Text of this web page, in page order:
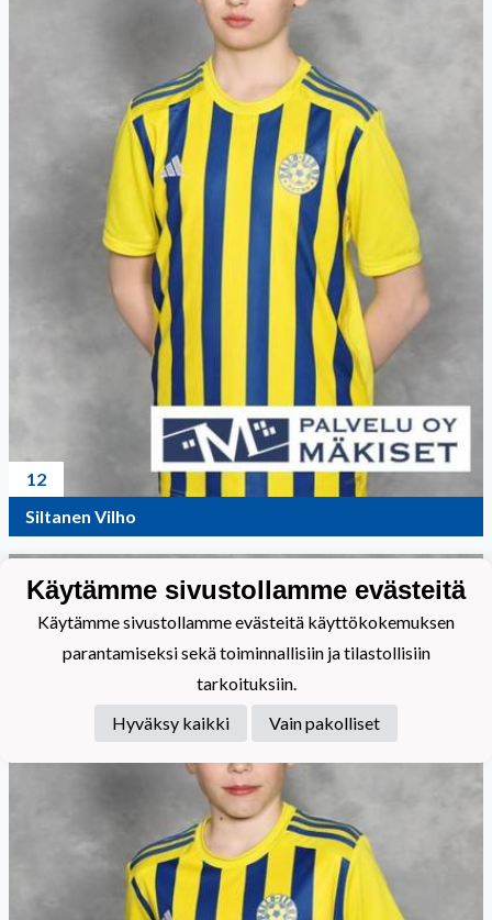
12
Siltanen Vilho
Käytämme sivustollamme evästeitä
Käytämme sivustollamme evästeitä käyttökokemuksen
parantamiseksi sekä toiminnallisiin ja tilastollisiin
tarkoituksiin.
Hyväksy kaikki
Vain pakolliset